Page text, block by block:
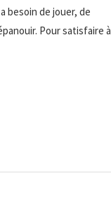
besoin de jouer, de
Pour satisfaire à